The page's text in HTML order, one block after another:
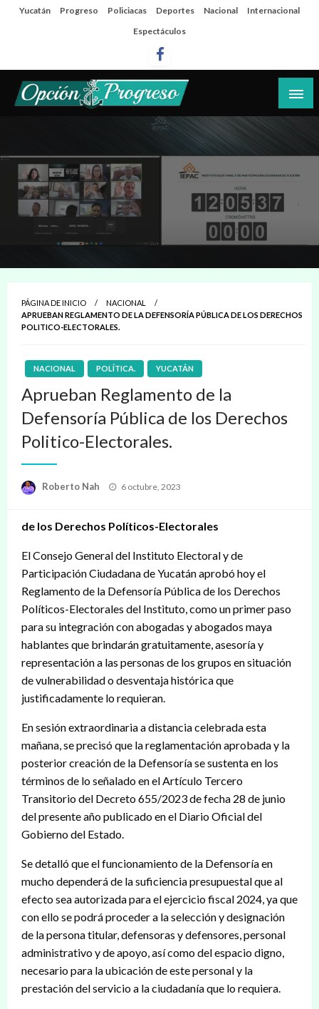
SaltaYucatán Progreso Policiacas Deportes Nacional
Internacional
Espectáculos
Las noticias del día a día del puerto
PÁGINA DE INICIO
NACIONAL
APRUEBAN REGLAMENTO DE LA DEFENSORÍA PÚBLICA DE LOS DERECHOS
POLITICO-ELECTORALES.
NACIONAL POLÍTICA. YUCATÁN
Aprueban Reglamento de la
Defensoría Pública de los Derechos
Politico-Electorales.
Roberto Nah
Publicado
6 octubre, 2023
de los Derechos Políticos-Electorales
El Consejo General del Instituto Electoral y de
Participación Ciudadana de Yucatán aprobó hoy el
Reglamento de la Defensoría Pública de los Derechos
Políticos-Electorales del Instituto, como un primer paso
para su integración con abogadas y abogados maya
hablantes que brindarán gratuitamente, asesoría y
representación a las personas de los grupos en situación
de vulnerabilidad o desventaja histórica que
justificadamente lo requieran.
En sesión extraordinaria a distancia celebrada esta
mañana, se precisó que la reglamentación aprobada y la
posterior creación de la Defensoría se sustenta en los
términos de lo señalado en el Artículo Tercero
Transitorio del Decreto 655/2023 de fecha 28 de junio
del presente año publicado en el Diario Oficial del
Gobierno del Estado.
Se detalló que el funcionamiento de la Defensoría en
mucho dependerá de la suficiencia presupuestal que al
efecto sea autorizada para el ejercicio fiscal 2024, ya que
con ello se podrá proceder a la selección y designación
de la persona titular, defensoras y defensores, personal
administrativo y de apoyo, así como del espacio digno,
necesario para la ubicación de este personal y la
prestación del servicio a la ciudadanía que lo requiera.